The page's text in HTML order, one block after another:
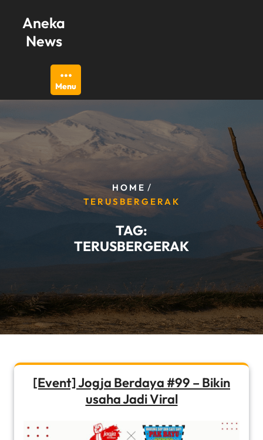
content
Aneka
News
Menu
HOME /
TERUSBERGERAK
TAG:
TERUSBERGERAK
[Event] Jogja Berdaya #99 – Bikin
usaha Jadi Viral